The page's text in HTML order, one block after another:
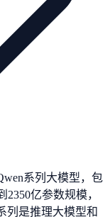
系列大模型，包
亿参数规模，
列是推理大模型和